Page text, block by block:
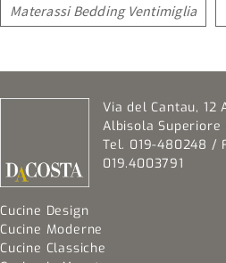
Materassi Bedding Ventimiglia
Via del Cantau, 12
Albisola Superiore
Tel. 019-480248 /
019.4003791
Cucine Design
Cucine Moderne
Cucine Classiche